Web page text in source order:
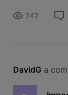
242
DavidG a